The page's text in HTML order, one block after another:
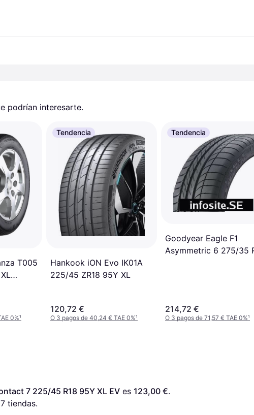
podrían interesarte.
T005
0%¹
Tendencia
Hankook iON Evo IK01A
225/45 ZR18 95Y XL
120,72 €
O 3 pagos de 40,24 € TAE 0%¹
Tendencia
Goodyear Eagle F1
Asymmetric 6 275/35
214,72 €
O 3 pagos de 71,57 € TAE 0%¹
7 225/45 R18 95Y XL EV es 123,00 €.
7 tiendas.